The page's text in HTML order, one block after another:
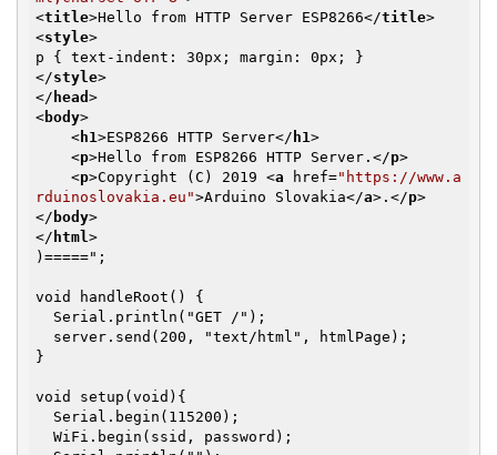
<title>Hello from HTTP Server ESP8266</title>
<style>
</style>
</ head >
<body>
< h1>ESP8266 HTTP Server</ h1>
<p>Hello from ESP8266 HTTP Server. </p>
<p>Copyright (C) 2019 <a href="https://www.a
rduinoslovakia.eu">Arduino Slovakia</a> . </p>
</ body>
</ html >
)=====";
void handleRoot() {
}
void setup(void){